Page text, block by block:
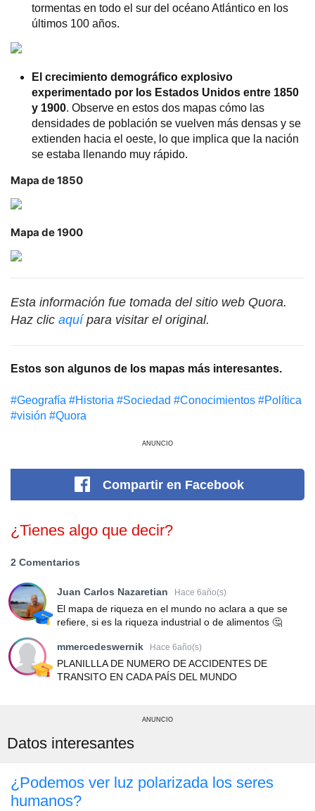
tormentas en todo el sur del océano Atlántico en los
últimos 100 años.
El crecimiento demográfico explosivo
experimentado por los Estados Unidos entre 1850
y 1900. Observe en estos dos mapas cómo las
densidades de población se vuelven más densas y se
extienden hacia el oeste, lo que implica que la nación
se estaba llenando muy rápido.
Mapa de 1850
Mapa de 1900
Esta información fue tomada del sitio web Quora.
Haz clic aquípara visitar el original.
​Estos son algunos de los mapas más interesantes.
#Geografía #Historia #Sociedad #Conocimientos #Política
#visión #Quora
ANUNCIO
Compartir en Facebook
¿Tienes algo que decir?
2 Comentarios
Juan Carlos Nazaretian Hace 6año(s)
El mapa de riqueza en el mundo no aclara a que se
refiere, si es la riqueza industrial o de alimentos 🤔
mmercedeswernik Hace 6año(s)
PLANILLLA DE NUMERO DE ACCIDENTES DE
TRANSITO EN CADA PAÍS DEL MUNDO
ANUNCIO
Datos interesantes
¿Podemos ver luz polarizada los seres
humanos?